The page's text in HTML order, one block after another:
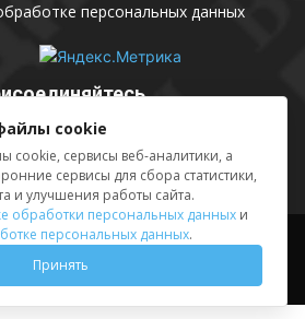
персональных данных
данные Sing in
«Волжская правда», 2012-2026
cookie
cookie, сервисы веб-аналитики, а
сервисы для сбора статистики,
и улучшения работы сайта.
обработки персональных данных и
персональных данных.
Принять